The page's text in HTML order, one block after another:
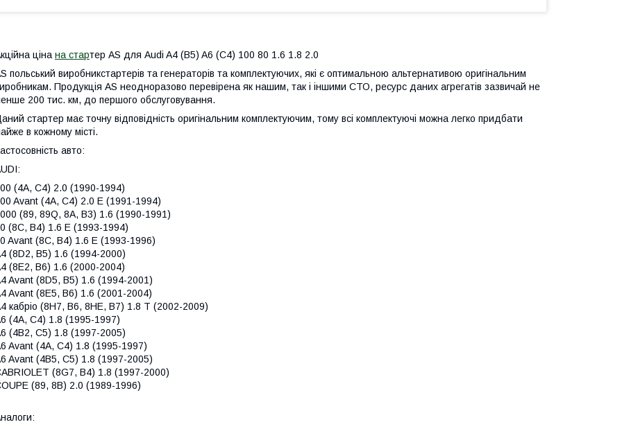
ціна на стартер AS для Audi A4 (B5) A6 (C4) 100 80 1.6 1.8 2.0
польський виробникстартерів та генераторів та комплектуючих, які є оптимальною альтернативою оригінальним
Продукція AS неодноразово перевірена як нашим, так і іншими СТО, ресурс даних агрегатів зазвичай не
200 тис. км, до першого обслуговування.
стартер має точну відповідність оригінальним комплектуючим, тому всі комплектуючі можна легко придбати
в кожному місті.
авто:
(4A, C4) 2.0 (1990-1994)
Avant (4A, C4) 2.0 E (1991-1994)
(89, 89Q, 8A, B3) 1.6 (1990-1991)
(8C, B4) 1.6 E (1993-1994)
Avant (8C, B4) 1.6 E (1993-1996)
(8D2, B5) 1.6 (1994-2000)
(8E2, B6) 1.6 (2000-2004)
Avant (8D5, B5) 1.6 (1994-2001)
Avant (8E5, B6) 1.6 (2001-2004)
кабріо (8H7, B6, 8HE, B7) 1.8 T (2002-2009)
(4A, C4) 1.8 (1995-1997)
(4B2, C5) 1.8 (1997-2005)
Avant (4A, C4) 1.8 (1995-1997)
Avant (4B5, C5) 1.8 (1997-2005)
(8G7, B4) 1.8 (1997-2000)
(89, 8B) 2.0 (1989-1996)